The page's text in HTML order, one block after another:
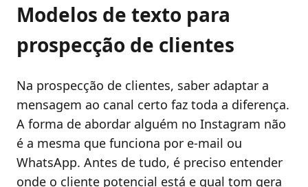
Modelos de texto para
prospecção de clientes
Na prospecção de clientes, saber adaptar a
mensagem ao canal certo faz toda a diferença.
A forma de abordar alguém no Instagram não
é a mesma que funciona por e-mail ou
WhatsApp. Antes de tudo, é preciso entender
onde o cliente potencial está e qual tom gera